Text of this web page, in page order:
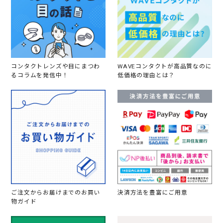
コンタクトレンズや目にまつわ
るコラムを発信中！
WAVEコンタクトが高品質なのに
低価格の理由とは？
ご注文からお届けまでのお買い
物ガイド
決済方法を豊富にご用意